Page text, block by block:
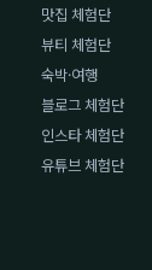
맛집 체험단
뷰티 체험단
숙박·여행
블로그 체험단
인스타 체험단
유튜브 체험단